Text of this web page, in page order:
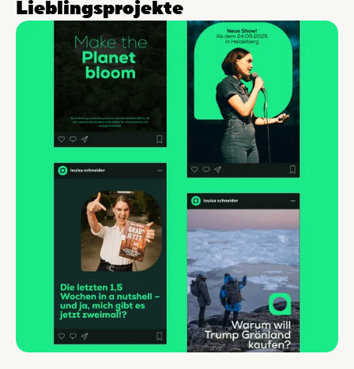
Lieblingsprojekte